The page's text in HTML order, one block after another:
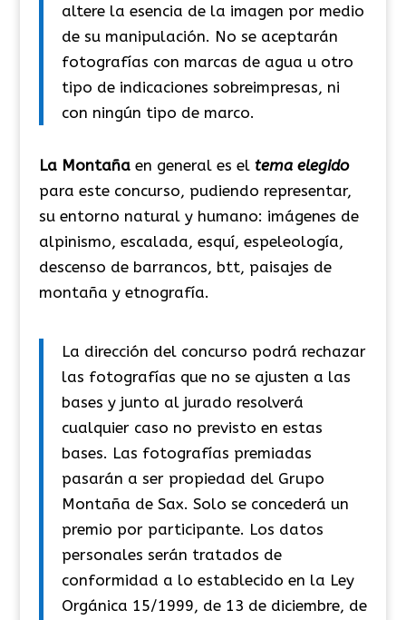
altere la esencia de la imagen por medio
de su manipulación. No se aceptarán
fotografías con marcas de agua u otro
tipo de indicaciones sobreimpresas, ni
con ningún tipo de marco.
La Montañaen general es eltema elegido
para este concurso, pudiendo representar,
su entorno natural y humano: imágenes de
alpinismo, escalada, esquí, espeleología,
descenso de barrancos, btt, paisajes de
montaña y etnografía.
La dirección del concurso podrá rechazar
las fotografías que no se ajusten a las
bases y junto al jurado resolverá
cualquier caso no previsto en estas
bases. Las fotografías premiadas
pasarán a ser propiedad del Grupo
Montaña de Sax. Solo se concederá un
premio por participante. Los datos
personales serán tratados de
conformidad a lo establecido en la Ley
Orgánica 15/1999, de 13 de diciembre, de